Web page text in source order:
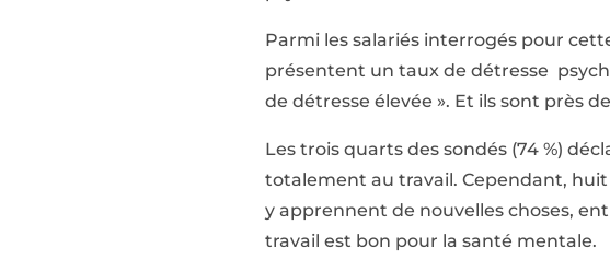
Parmi les salariés interrogés pour
présentent un taux de détresse
de détresse élevée ». Et ils sont près
Les trois quarts des sondés (74 %)
totalement au travail. Cependant,
y apprennent de nouvelles choses,
travail est bon pour la santé mentale.